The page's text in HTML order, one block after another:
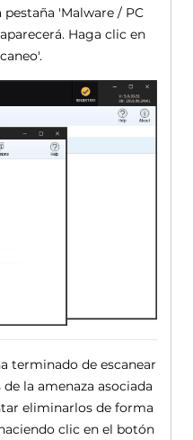
'Malware / PC
Haga clic en
terminado de escanear
la amenaza asociada
eliminarlos de forma
clic en el botón